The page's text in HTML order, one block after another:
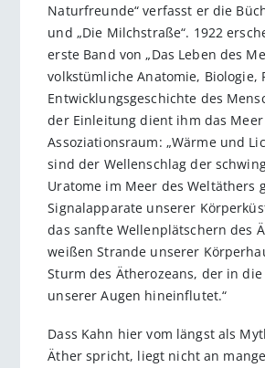
Naturfreunde“ verfasst er die
und „Die Milchstraße“. 1922
erste Band von „Das Leben des
volkstümliche Anatomie, Biologie,
Entwicklungsgeschichte des
der Einleitung dient ihm das Meer
Assoziationsraum: „Wärme und
sind der Wellenschlag der
Uratome im Meer des Weltäthers
Signalapparate unserer
das sanfte Wellenplätschern des
weißen Strande unserer
Sturm des Ätherozeans, der in
unserer Augen hineinflutet.“
Dass Kahn hier vom längst als
Äther spricht, liegt nicht an